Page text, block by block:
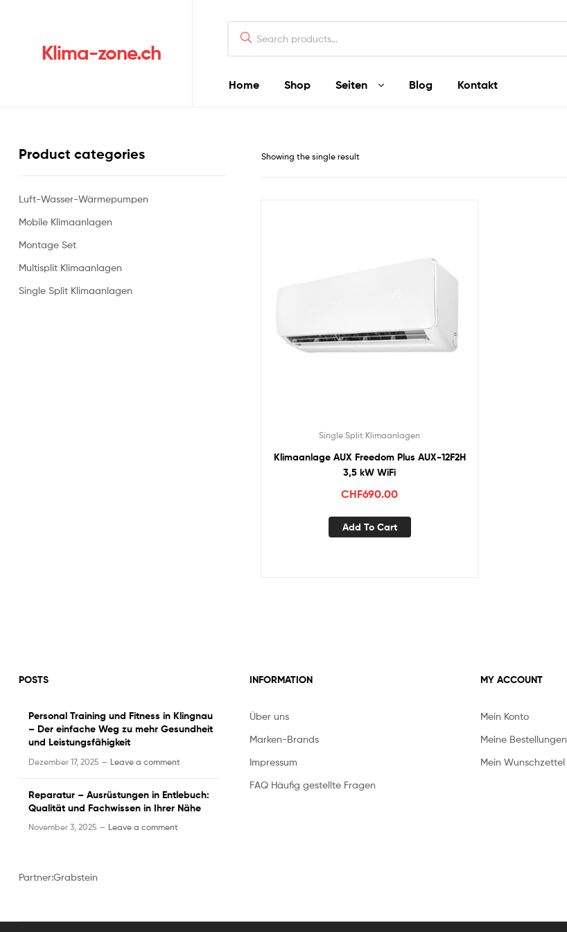
Klima-zone.ch
Home Shop Seiten Blog Kontakt
Showing the single result
Single Split Klimaanlagen
Klimaanlage AUX Freedom Plus AUX-12F2H
3,5 kW WiFi
CHF690.00
Add To Cart
Product categories
Luft-Wasser-Wärmepumpen
Mobile Klimaanlagen
Montage Set
Multisplit Klimaanlagen
Single Split Klimaanlagen
POSTS
Personal Training und Fitness in Klingnau
– Der einfache Weg zu mehr Gesundheit
und Leistungsfähigkeit
Dezember 17, 2025 — Leave a comment
Reparatur – Ausrüstungen in Entlebuch:
Qualität und Fachwissen in Ihrer Nähe
November 3, 2025 — Leave a comment
Partner:Grabstein
INFORMATION
Über uns
Marken-Brands
Impressum
FAQ Häufig gestellte Fragen
MY ACCOUNT
Mein Konto
Meine Bestellungen
Mein Wunschzettel